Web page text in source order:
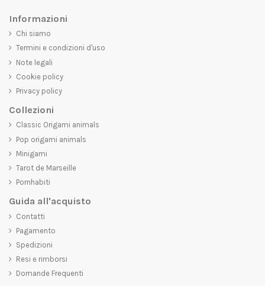
Informazioni
Chi siamo
Termini e condizioni d'uso
Note legali
Cookie policy
Privacy policy
Collezioni
Classic Origami animals
Pop origami animals
Minigami
Tarot de Marseille
Pornhabiti
Guida all'acquisto
Contatti
Pagamento
Spedizioni
Resi e rimborsi
Domande Frequenti